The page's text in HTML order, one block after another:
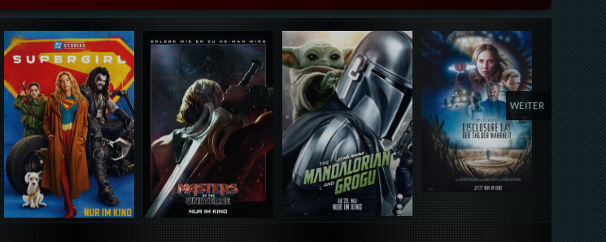
Details,Play Details,Play Details,Play Details,Play
WEITER